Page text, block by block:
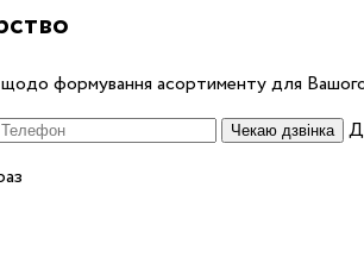
формування асортименту для
Чекаю дзвінка